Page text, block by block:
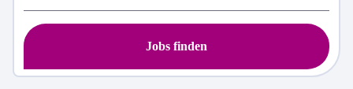
Jobs finden